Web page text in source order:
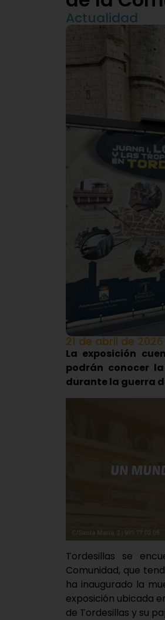
Actualidad
21 de abril de 2026
La exposición
podrán conocer
durante la guerra
Tordesillas se
Comunidad, que
ha inaugurado la
exposición ubicada
de Tordesillas y su